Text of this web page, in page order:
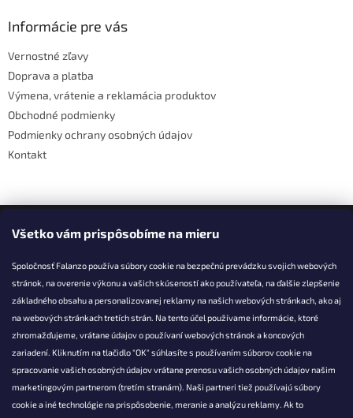
Všetko vám prispôsobíme na mieru
Spoločnosť Falanzo používa súbory cookie na bezpečnú prevádzku svojich webových
stránok, na overenie výkonu a vašich skúseností ako používateľa, na ďalšie zlepšenie
základného obsahu a personalizovanej reklamy na našich webových stránkach, ako aj
na webových stránkach tretích strán. Na tento účel používame informácie, ktoré
zhromažďujeme, vrátane údajov o používaní webových stránok a koncových
zariadení. Kliknutím na tlačidlo "OK" súhlasíte s používaním súborov cookie na
spracovanie vašich osobných údajov vrátane prenosu vašich osobných údajov našim
marketingovým partnerom (tretím stranám). Naši partneri tiež používajú súbory
cookie a iné technológie na prispôsobenie, meranie a analýzu reklamy. Ak to
Informácie pre vás
Vernostné zľavy
Doprava a platba
Výmena, vrátenie a reklamácia produktov
Obchodné podmienky
Podmienky ochrany osobných údajov
Kontakt
Facebook
KONTAKT
info@falanzo.sk
Falanzo.sk
FalanzoSK